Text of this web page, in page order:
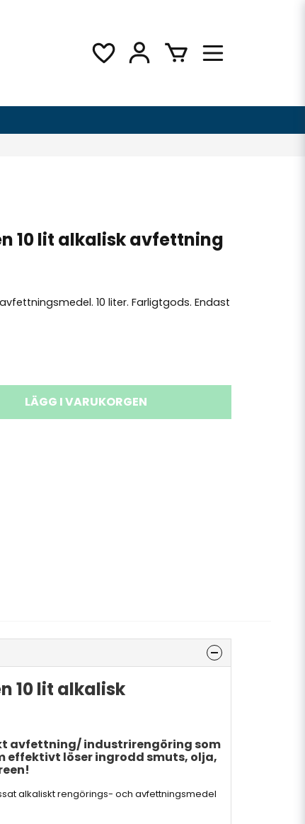
10 lit alkalisk avfettning
10 liter. Farligtgods. Endast
LÄGG I VARUKORGEN
10 lit alkalisk
avfettning/ industrirengöring som
effektivt löser ingrodd smuts, olja,
alkaliskt rengörings- och avfettningsmedel